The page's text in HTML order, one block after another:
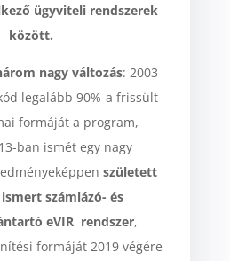
ügyviteli rendszerek
között.
nagy változás: 2003
legalább 90%-a frissült
formáját a program,
ban ismét egy nagy
született
számlázó- és
eVIR rendszer,
formáját 2019 végére